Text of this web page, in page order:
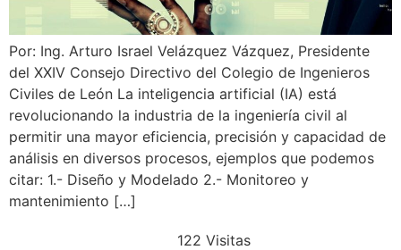
Por: Ing. Arturo Israel Velázquez Vázquez, Presidente
del XXIV Consejo Directivo del Colegio de Ingenieros
Civiles de León La inteligencia artificial (IA) está
revolucionando la industria de la ingeniería civil al
permitir una mayor eficiencia, precisión y capacidad de
análisis en diversos procesos, ejemplos que podemos
citar: 1.- Diseño y Modelado 2.- Monitoreo y
mantenimiento […]
122 Visitas